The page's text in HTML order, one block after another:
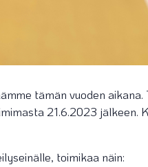
tämän vuoden
21.6.2023 jälkeen.
toimikaa näin: